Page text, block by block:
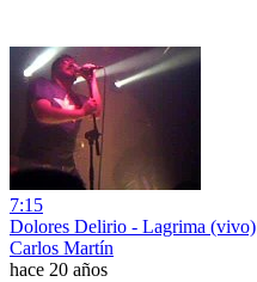
7:15
Dolores Delirio - Lagrima (vivo)
Carlos Martín
hace 20 años